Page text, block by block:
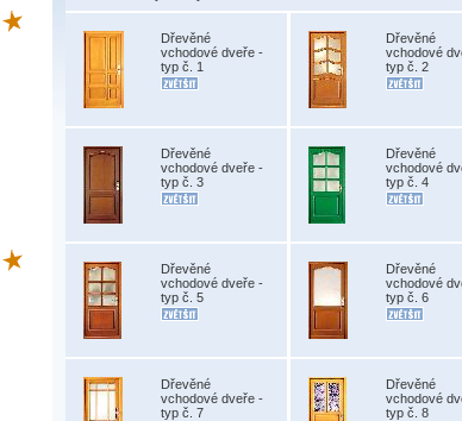
Dřevěné
vchodové dveře -
typ č. 1
Dřevěné
vchodové
typ č. 2
Dřevěné
vchodové dveře -
typ č. 3
Dřevěné
vchodové
typ č. 4
Dřevěné
vchodové dveře -
typ č. 5
Dřevěné
vchodové
typ č. 6
Dřevěné
vchodové dveře -
typ č. 7
Dřevěné
vchodové
typ č. 8